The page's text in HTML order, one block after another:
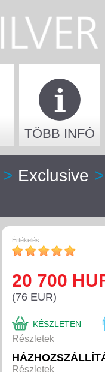
TÖBB INFÓ
> Exclusive >
Értékelés
20 700
(76 EUR)
KÉSZLETEN
Részletek
Részletek